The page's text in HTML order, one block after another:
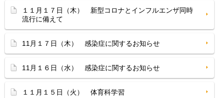
１１月１７日（木） 新型コロナとインフルエンザ同時
流行に備えて
11月１７日（木） 感染症に関するお知らせ
11月１６日（水） 感染症に関するお知らせ
１１月１５日（火） 体育科学習